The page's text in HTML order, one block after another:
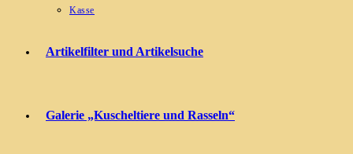
Kasse
Artikelfilter und Artikelsuche
Galerie „Kuscheltiere und Rasseln“